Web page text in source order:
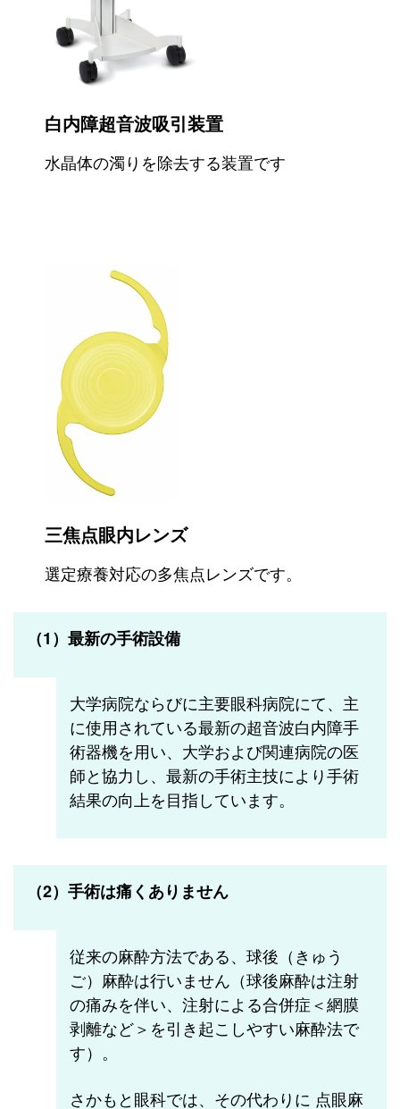
白内障超音波吸引装置
水晶体の濁りを除去する装置です
三焦点眼内レンズ
選定療養対応の多焦点レンズです。
（1）最新の手術設備
大学病院ならびに主要眼科病院にて、主
に使用されている最新の超音波白内障手
術器機を用い、大学および関連病院の医
師と協力し、最新の手術主技により手術
結果の向上を目指しています。
（2）手術は痛くありません
従来の麻酔方法である、球後（きゅう
ご）麻酔は行いません（球後麻酔は注射
の痛みを伴い、注射による合併症＜網膜
剥離など＞を引き起こしやすい麻酔法で
す）。
さかもと眼科では、その代わりに 点眼麻